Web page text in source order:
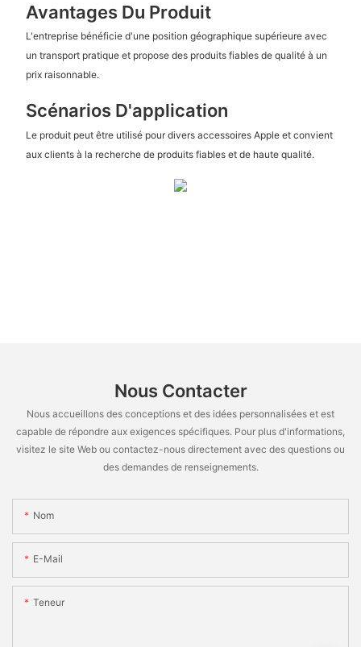
Avantages Du Produit
L'entreprise bénéficie d'une position géographique supérieure avec
un transport pratique et propose des produits fiables de qualité à un
prix raisonnable.
Scénarios D'application
Le produit peut être utilisé pour divers accessoires Apple et convient
aux clients à la recherche de produits fiables et de haute qualité.
Nous Contacter
Nous accueillons des conceptions et des idées personnalisées et est
capable de répondre aux exigences spécifiques. Pour plus d'informations,
visitez le site Web ou contactez-nous directement avec des questions ou
des demandes de renseignements.
Nom
E-Mail
Teneur